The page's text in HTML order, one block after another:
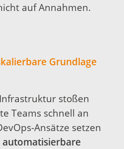
auf Annahmen.
Grundlage
stoßen
Teams schnell an
Ansätze setzen